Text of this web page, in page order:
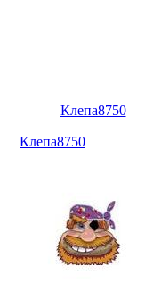
Клепа8750
Клепа8750